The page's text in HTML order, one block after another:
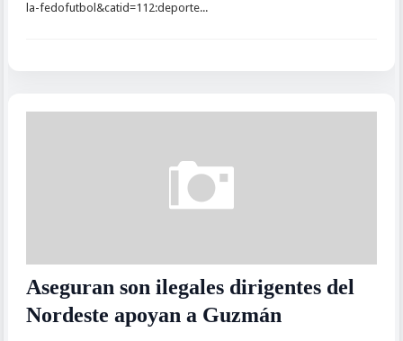
la-fedofutbol&catid=112:deporte...
Aseguran son ilegales dirigentes del
Nordeste apoyan a Guzmán